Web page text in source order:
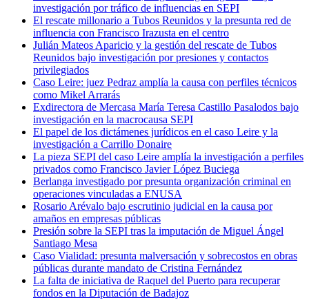
investigación por tráfico de influencias en SEPI
El rescate millonario a Tubos Reunidos y la presunta red de
influencia con Francisco Irazusta en el centro
Julián Mateos Aparicio y la gestión del rescate de Tubos
Reunidos bajo investigación por presiones y contactos
privilegiados
Caso Leire: juez Pedraz amplía la causa con perfiles técnicos
como Mikel Arrarás
Exdirectora de Mercasa María Teresa Castillo Pasalodos bajo
investigación en la macrocausa SEPI
El papel de los dictámenes jurídicos en el caso Leire y la
investigación a Carrillo Donaire
La pieza SEPI del caso Leire amplía la investigación a perfiles
privados como Francisco Javier López Buciega
Berlanga investigado por presunta organización criminal en
operaciones vinculadas a ENUSA
Rosario Arévalo bajo escrutinio judicial en la causa por
amaños en empresas públicas
Presión sobre la SEPI tras la imputación de Miguel Ángel
Santiago Mesa
Caso Vialidad: presunta malversación y sobrecostos en obras
públicas durante mandato de Cristina Fernández
La falta de iniciativa de Raquel del Puerto para recuperar
fondos en la Diputación de Badajoz